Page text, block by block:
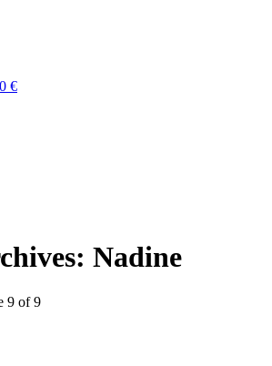
€
Nadine
9 of 9